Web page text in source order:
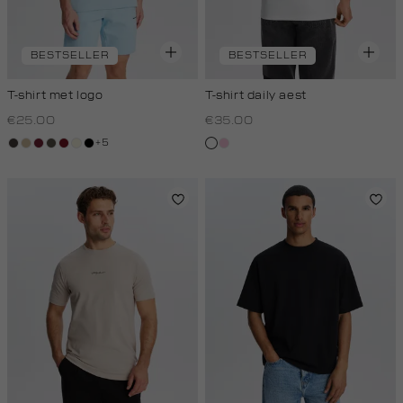
BESTSELLER
T-shirt met logo
€25.00
choco
lichtzand
bordeaux
bos,rood,
wit,
white
zwart
+5
BESTSELLER
T-shirt daily aest
€35.00
wit